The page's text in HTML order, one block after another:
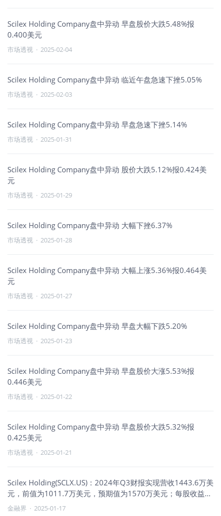
Scilex Holding Company盘中异动 早盘股价大跌5.48%报
0.400美元
市场透视 · 2025-02-04
Scilex Holding Company盘中异动 临近午盘急速下挫5.05%
市场透视 · 2025-02-03
Scilex Holding Company盘中异动 早盘急速下挫5.14%
市场透视 · 2025-01-31
Scilex Holding Company盘中异动 股价大跌5.12%报0.424美
元
市场透视 · 2025-01-29
Scilex Holding Company盘中异动 大幅下挫6.37%
市场透视 · 2025-01-28
Scilex Holding Company盘中异动 大幅上涨5.36%报0.464美
元
市场透视 · 2025-01-27
Scilex Holding Company盘中异动 早盘大幅下跌5.20%
市场透视 · 2025-01-23
Scilex Holding Company盘中异动 早盘股价大涨5.53%报
0.446美元
市场透视 · 2025-01-22
Scilex Holding Company盘中异动 早盘股价大跌5.32%报
0.425美元
市场透视 · 2025-01-21
Scilex Holding(SCLX.US)：2024年Q3财报实现营收1443.6万美
元，前值为1011.7万美元，预期值为1570万美元；每股收益
为-0.03美元，前值为-0.63美元，预期值为-0.10美元。
金融界 · 2025-01-17